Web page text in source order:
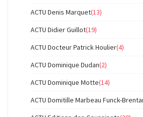
ACTU Denis Marquet(13)
ACTU Didier Guillot(19)
ACTU Docteur Patrick Houlier(4)
ACTU Dominique Dudan(2)
ACTU Dominique Motte(14)
ACTU Domitille Marbeau Funck-